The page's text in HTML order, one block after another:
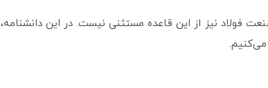
فولاد نیز از این قاعده مستثنی نیست. در این دانشنامه،
می‌کنیم.